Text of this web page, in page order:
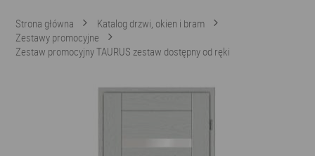
Strona główna
Katalog drzwi, okien i bram
Zestawy promocyjne
Zestaw promocyjny TAURUS zestaw dostępny od ręki